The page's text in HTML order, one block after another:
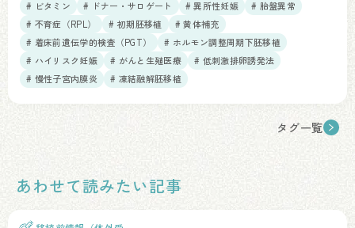
# ビタミン
# ドナー・サロゲート # 異所性妊娠
# 胎盤異常
# 不育症（RPL）
# 初期胚移植
# 黄体補充
# 着床前遺伝学的検査（PGT）
# ホルモン調整周期下胚移植
# ハイリスク妊娠
# がんと生殖医療
# 低刺激排卵誘発法
# 慢性子宮内膜炎
# 凍結融解胚移植
タグ一覧
あわせて読みたい記事